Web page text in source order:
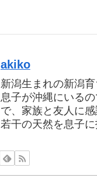
akiko
新潟生まれの新潟育
息子が沖縄にいる
で、家族と友人に
若干の天然を息子